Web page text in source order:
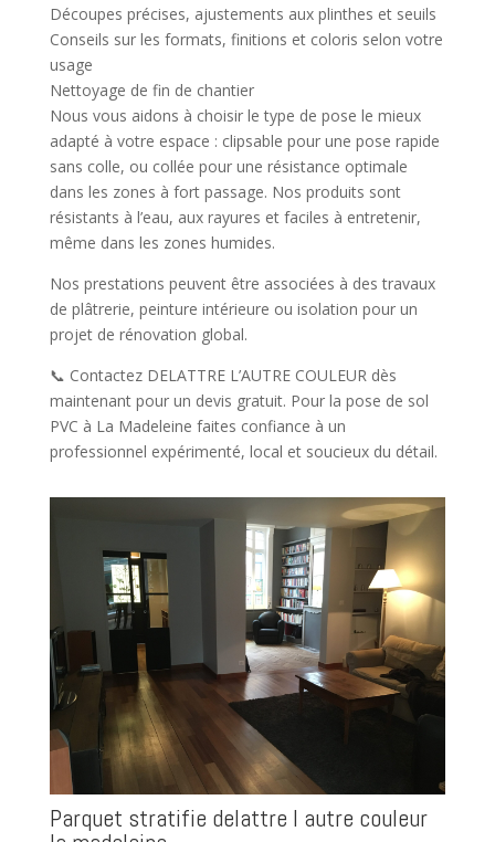
Découpes précises, ajustements aux plinthes et seuils
Conseils sur les formats, finitions et coloris selon votre
usage
Nettoyage de fin de chantier
Nous vous aidons à choisir le type de pose le mieux
adapté à votre espace : clipsable pour une pose rapide
sans colle, ou collée pour une résistance optimale
dans les zones à fort passage. Nos produits sont
résistants à l’eau, aux rayures et faciles à entretenir,
même dans les zones humides.
Nos prestations peuvent être associées à des travaux
de plâtrerie, peinture intérieure ou isolation pour un
projet de rénovation global.
📞 Contactez DELATTRE L’AUTRE COULEUR dès
maintenant pour un devis gratuit. Pour la pose de sol
PVC à La Madeleine faites confiance à un
professionnel expérimenté, local et soucieux du détail.
Parquet stratifie delattre l autre couleur